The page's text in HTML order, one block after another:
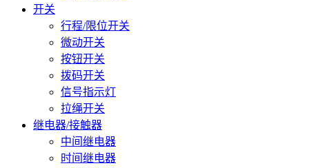
开关
行程/限位开关
微动开关
按钮开关
拨码开关
信号指示灯
拉绳开关
继电器/接触器
中间继电器
时间继电器